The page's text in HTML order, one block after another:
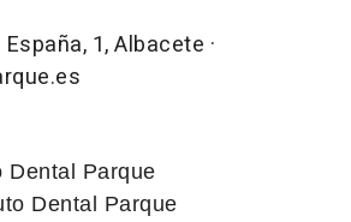
España, 1, Albacete ·
Dental Parque
Dental Parque